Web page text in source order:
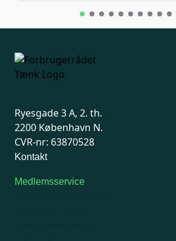
Ryesgade 3 A, 2. th.
2200 København N.
CVR-nr: 63870528
Kontakt
Medlemsservice